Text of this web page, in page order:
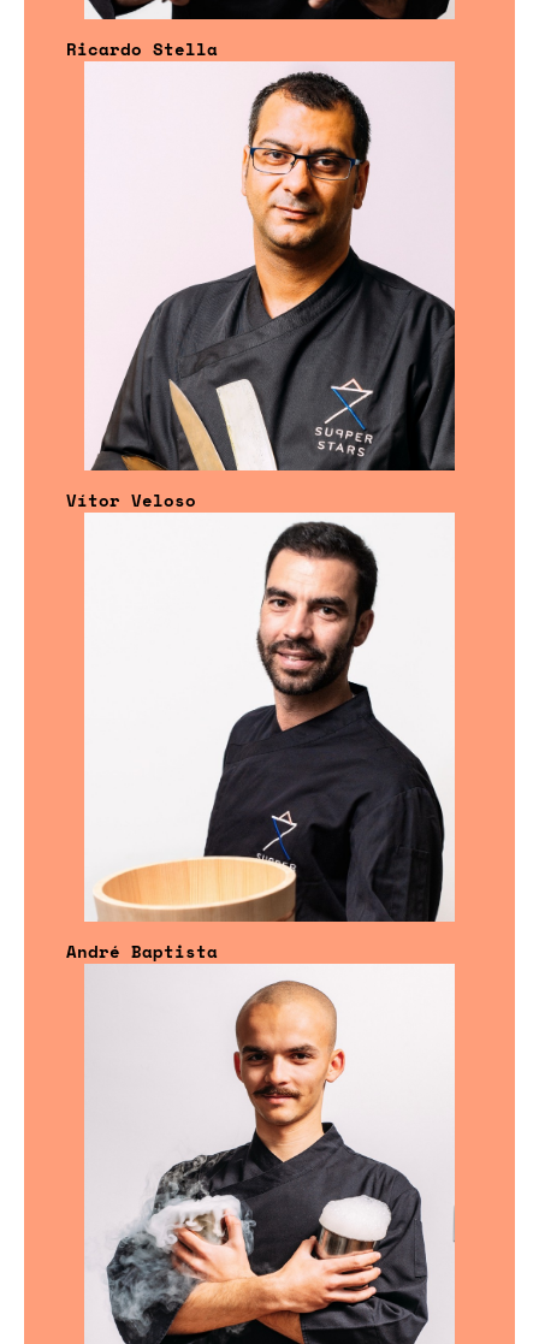
Ricardo Stella
Vítor Veloso
André Baptista